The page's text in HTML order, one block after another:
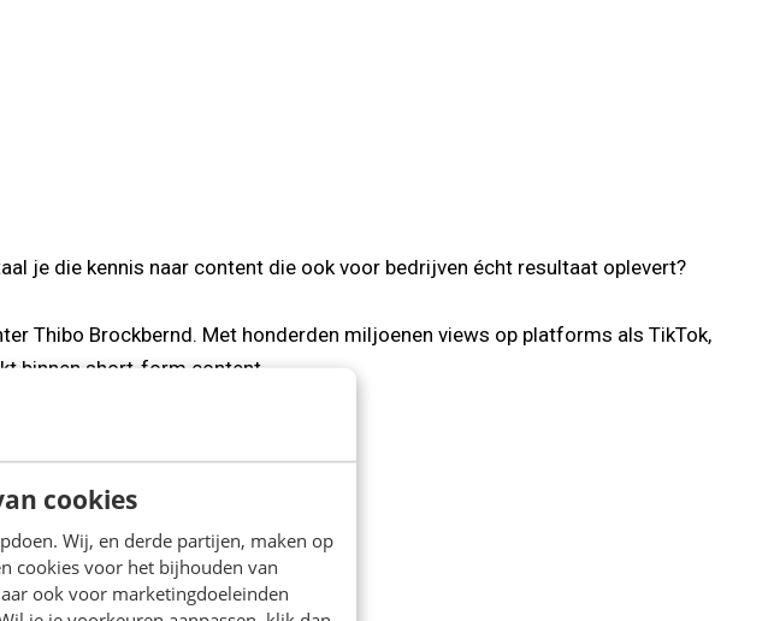
cookies
Wij, en derde partijen, maken op
cookies voor het bijhouden van
ook voor marketingdoeleinden
je die kennis naar content die ook voor bedrijven écht resultaat oplevert?
Thibo Brockbernd. Met honderden miljoenen views op platforms als TikTok,
binnen short-form content.